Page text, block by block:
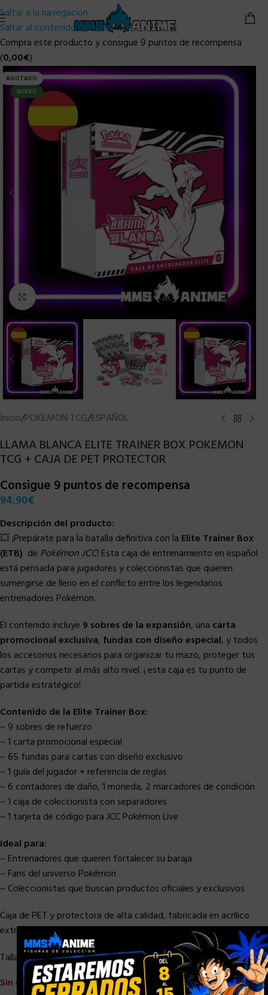
Saltar a la navegación
Saltar al contenido principal
Compra este producto y consigue 9 puntos de recompensa
(0,00€)
AGOTADO
NUEVO
Clic para ampliar
Inicio/POKEMON TCG/ESPAÑOL
LLAMA BLANCA ELITE TRAINER BOX POKEMON
TCG + CAJA DE PET PROTECTOR
Consigue 9 puntos de recompensa
94,90€
Descripción del producto:
💥 ¡Prepárate para la batalla definitiva con la Elite Trainer Box
(ETB) de Pokémon JCC! Esta caja de entrenamiento en español
está pensada para jugadores y coleccionistas que quieren
sumergirse de lleno en el conflicto entre los legendarios
entrenadores Pokémon.
El contenido incluye 9 sobres de la expansión, una carta
promocional exclusiva, fundas con diseño especial, y todos
los accesorios necesarios para organizar tu mazo, proteger tus
cartas y competir al más alto nivel. ¡ esta caja es tu punto de
partida estratégico!
Contenido de la Elite Trainer Box:
– 9 sobres de refuerzo
– 1 carta promocional especial
– 65 fundas para cartas con diseño exclusivo
– 1 guía del jugador + referencia de reglas
– 6 contadores de daño, 1 moneda, 2 marcadores de condición
– 1 caja de coleccionista con separadores
– 1 tarjeta de código para JCC Pokémon Live
Ideal para:
– Entrenadores que quieren fortalecer su baraja
– Fans del universo Pokémon
– Coleccionistas que buscan productos oficiales y exclusivos
Caja de PET y protectora de alta calidad, fabricada en acrílico
extra claro y especialmente diseñada para Booster Boxes.
Talla: 16,76 x 19,05 x 9,14 cm
Sin existencias
×